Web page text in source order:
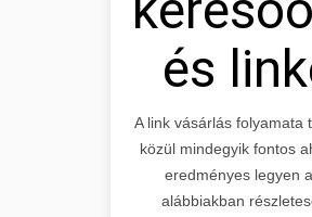
és
A link vásárlás folyamata
közül mindegyik fontos
eredményes legyen
alábbiakban